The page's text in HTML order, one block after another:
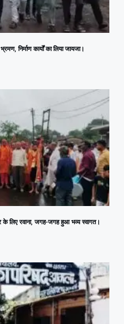
निर्माण कार्यों का लिया जायजा।
के लिए रवाना, जगह-जगह हुआ भव्य स्वागत।